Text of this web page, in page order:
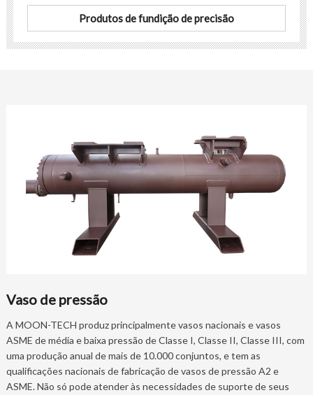
Produtos de fundição de precisão
Vaso de pressão
A MOON-TECH produz principalmente vasos nacionais e vasos
ASME de média e baixa pressão de Classe I, Classe II, Classe III, com
uma produção anual de mais de 10.000 conjuntos, e tem as
qualificações nacionais de fabricação de vasos de pressão A2 e
ASME. Não só pode atender às necessidades de suporte de seus